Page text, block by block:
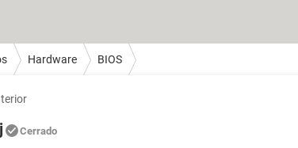
Hardware BIOS
Cerrado